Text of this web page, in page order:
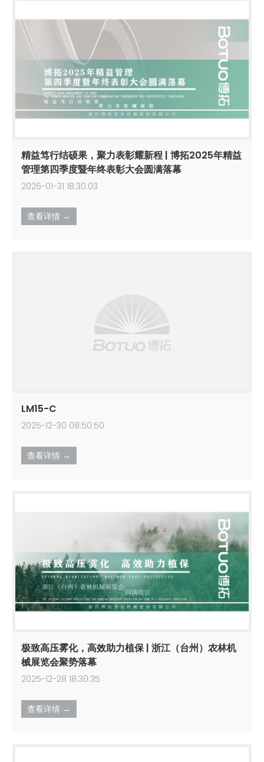
精益笃行结硕果，聚力表彰耀新程 | 博拓2025年精益
管理第四季度暨年终表彰大会圆满落幕
2026-01-31 18:30:03
查看详情 →
LM15-C
2025-12-30 08:50:50
查看详情 →
极致高压雾化，高效助力植保 | 浙江（台州）农林机
械展览会聚势落幕
2025-12-28 18:30:35
查看详情 →